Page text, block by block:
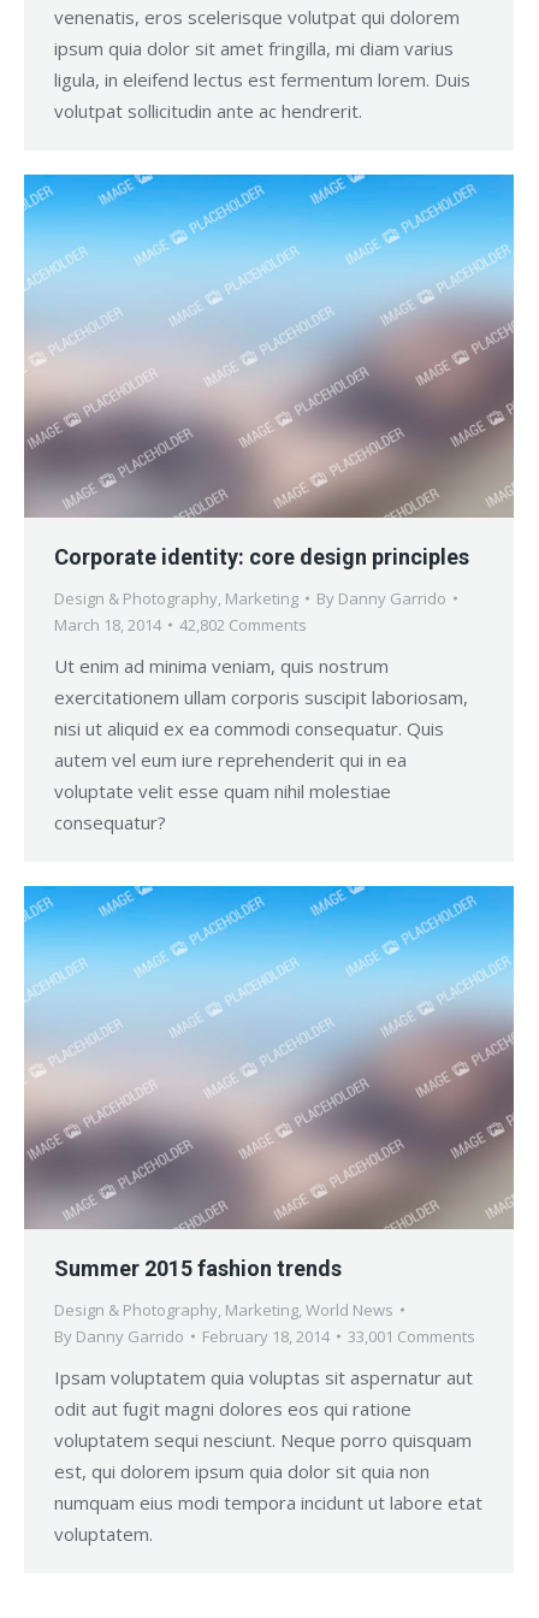
venenatis, eros scelerisque volutpat qui dolorem
ipsum quia dolor sit amet fringilla, mi diam varius
ligula, in eleifend lectus est fermentum lorem. Duis
volutpat sollicitudin ante ac hendrerit.
Corporate identity: core design principles
Design & Photography, Marketing By Danny Garrido
March 18, 2014
42,802 Comments
Ut enim ad minima veniam, quis nostrum
exercitationem ullam corporis suscipit laboriosam,
nisi ut aliquid ex ea commodi consequatur. Quis
autem vel eum iure reprehenderit qui in ea
voluptate velit esse quam nihil molestiae
consequatur?
Summer 2015 fashion trends
Design & Photography, Marketing,World News
By Danny Garrido February 18, 2014 33,001 Comments
Ipsam voluptatem quia voluptas sit aspernatur aut
odit aut fugit magni dolores eos qui ratione
voluptatem sequi nesciunt. Neque porro quisquam
est, qui dolorem ipsum quia dolor sit quia non
numquam eius modi tempora incidunt ut labore etat
voluptatem.